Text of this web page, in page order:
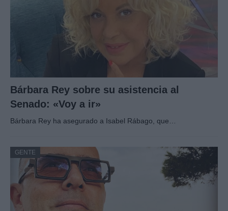
Bárbara Rey sobre su asistencia al
Senado: «Voy a ir»
Bárbara Rey ha asegurado a Isabel Rábago, que…
GENTE